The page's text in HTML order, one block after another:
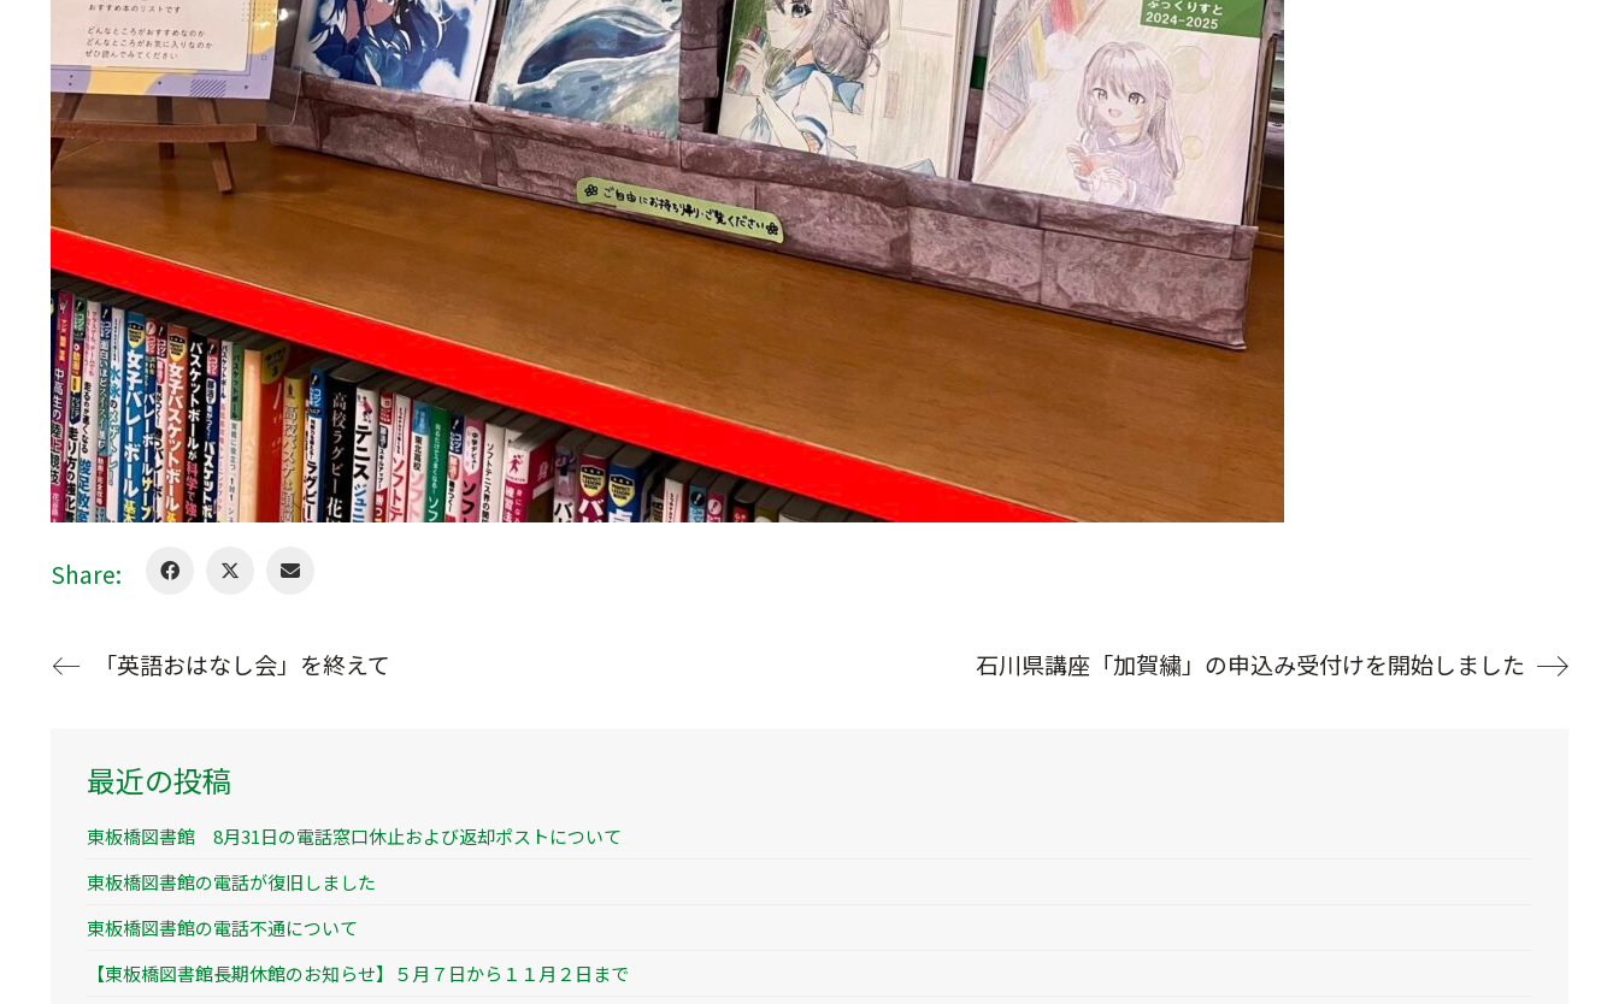
Share:
「英語おはなし会」を終えて 石川県講座「加賀繍」の申込み受付けを開始しました
最近の投稿
東板橋図書館 8月31日の電話窓口休止および返却ポストについて
東板橋図書館の電話が復旧しました
東板橋図書館の電話不通について
【東板橋図書館長期休館のお知らせ】５月７日から１１月２日まで